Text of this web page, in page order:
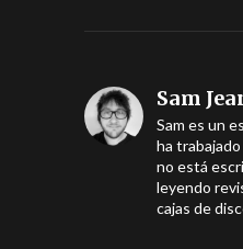
Sam
Sam es un
ha
no está
leyendo
cajas de